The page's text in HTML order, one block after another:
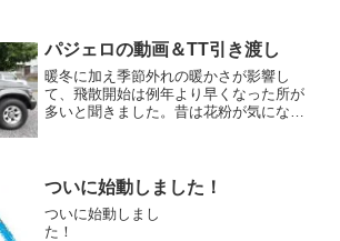
した！ その後、595のボディを磨く。輝
くようになりました！...
パジェロの動画＆TT引き渡し
暖冬に加え季節外れの暖かさが影響し
て、飛散開始は例年より早くなった所が
多いと聞きました。昔は花粉が気になら
になる。非常に厄介です。 ...
ついに始動しました！
ついに始動しまし
た！